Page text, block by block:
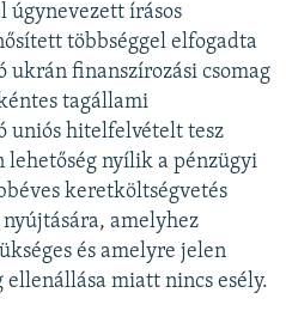
úgynevezett írásos
többséggel elfogadta
ukrán finanszírozási csomag
tagállami
uniós hitelfelvételt tesz
lehetőség nyílik a pénzügyi
keretköltségvetés
amelyhez
és amelyre jelen
miatt nincs esély.